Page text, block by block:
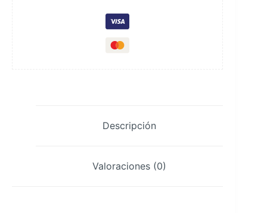
Descripción
Valoraciones (0)